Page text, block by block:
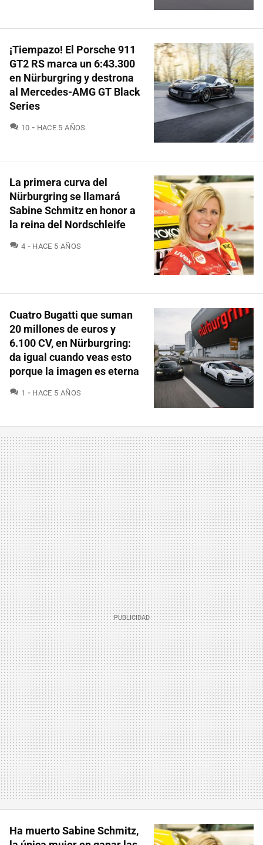
¡Tiempazo! El Porsche 911
GT2 RS marca un 6:43.300
en Nürburgring y destrona
al Mercedes-AMG GT Black
Series
10 COMENTARIOS
HACE 5 AÑOS
La primera curva del
Nürburgring se llamará
Sabine Schmitz en honor a
la reina del Nordschleife
4 COMENTARIOS
HACE 5 AÑOS
Cuatro Bugatti que suman
20 millones de euros y
6.100 CV, en Nürburgring:
da igual cuando veas esto
porque la imagen es eterna
1 COMENTARIOS
HACE 5 AÑOS
Ha muerto Sabine Schmitz,